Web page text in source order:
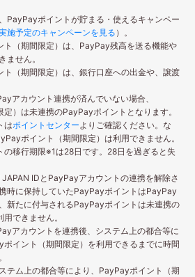
PayPayポイントが貯まる・使えるキャンペー
施予定のキャンペーンを見る ）。
（期間限定）は、PayPay残高を送る機能や
ません。
（期間限定）は、銀行口座への出金や、譲渡
アカウント連携が済んでいない場合、
）は未連携のPayPayポイントとなります。
はポイントセンターよりご確認ください。な
ポイント（期間限定）は利用できません。
移行期限※1は28日です。28日を過ぎると失
IDとPayPayアカウントの連携を解除さ
時に保持していたPayPayポイントはPayPay
新たに付与されるPayPayポイントは未連携の
できません。
アカウントを連携後、システム上の都合等に
イント（期間限定）を利用できるまでに時間
テム上の都合等により、PayPayポイント（期